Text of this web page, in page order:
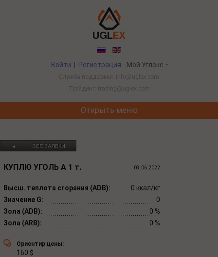
Мой Углекс
Войти Регистрация
Служба поддержки: info@uglex.com
Трейдинг: trading@uglex.com
Открыть меню
◄ ВСЕ ЗАЯВКИ
КУПЛЮ УГОЛЬ А 1 т. 03.06.2022
Высш. теплота сгорания (ADB):
0 ккал/кг
Значение G:
0
Зола (ADB):
0 %
Зола (ARB):
0 %
Ориентир цены:
160 $